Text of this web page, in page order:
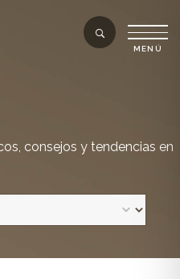
consejos y tendencias en